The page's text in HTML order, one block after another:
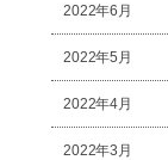
2022年6月
2022年5月
2022年4月
2022年3月